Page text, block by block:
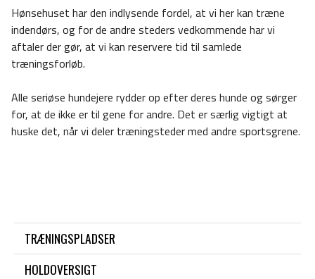
Hønsehuset har den indlysende fordel, at vi her kan træne
indendørs, og for de andre steders vedkommende har vi
aftaler der gør, at vi kan reservere tid til samlede
træningsforløb.
Alle seriøse hundejere rydder op efter deres hunde og sørger
for, at de ikke er til gene for andre. Det er særlig vigtigt at
huske det, når vi deler træningsteder med andre sportsgrene.
TRÆNINGSPLADSER
HOLDOVERSIGT